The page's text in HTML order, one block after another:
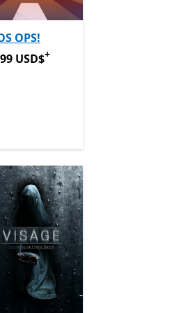
OPS!
USD$Ofertas em compras de
USD$+